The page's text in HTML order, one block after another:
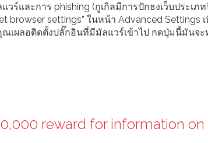
วร์และการ phishing (กูเกิลมีการปักธงเว็บประเภ
browser settings” ในหน้า Advanced
ณเผลอติดตั้งปลั๊กอินที่มีมัลแวร์เข้าไป กดปุ่มนี้มันจ
reward for information